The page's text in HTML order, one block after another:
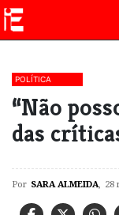
POLÍTICA
“Não
das
Por SARA ALMEIDA, 28